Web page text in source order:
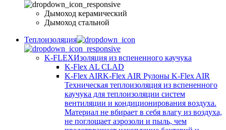
Дымоход керамический
Дымоход стальной
Теплоизоляция
K-FLEXИзоляция из вспененного каучука
K-Flex AL CLAD
K-Flex AIRK-Flex AIR Рулоны K-Flex AIR
Техническая теплоизоляция из вспененного
каучука для теплоизоляции систем
вентиляции и кондиционирования воздуха.
Материал не вбирает в себя влагу из воздуха,
не поглощает аэрозоли и пыль, чем